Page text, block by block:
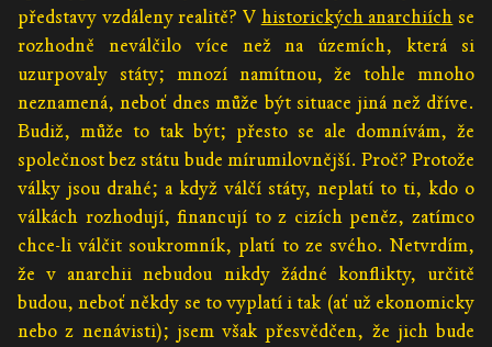
představy vzdáleny realitě? V historických anarchiích se
rozhodně neválčilo více než na územích, která si
uzurpovaly státy; mnozí namítnou, že tohle mnoho
neznamená, neboť dnes může být situace jiná než dříve.
Budiž, může to tak být; přesto se ale domnívám, že
společnost bez státu bude mírumilovnější. Proč? Protože
války jsou drahé; a když válčí státy, neplatí to ti, kdo o
válkách rozhodují, financují to z cizích peněz, zatímco
chce-li válčit soukromník, platí to ze svého. Netvrdím,
že v anarchii nebudou nikdy žádné konflikty, určitě
budou, neboť někdy se to vyplatí i tak (ať už ekonomicky
nebo z nenávisti); jsem však přesvědčen, že jich bude